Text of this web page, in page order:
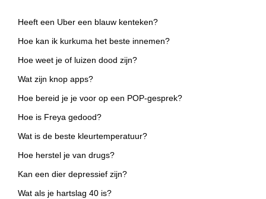
Heeft een Uber een blauw kenteken?
Hoe kan ik kurkuma het beste innemen?
Hoe weet je of luizen dood zijn?
Wat zijn knop apps?
Hoe bereid je je voor op een POP-gesprek?
Hoe is Freya gedood?
Wat is de beste kleurtemperatuur?
Hoe herstel je van drugs?
Kan een dier depressief zijn?
Wat als je hartslag 40 is?